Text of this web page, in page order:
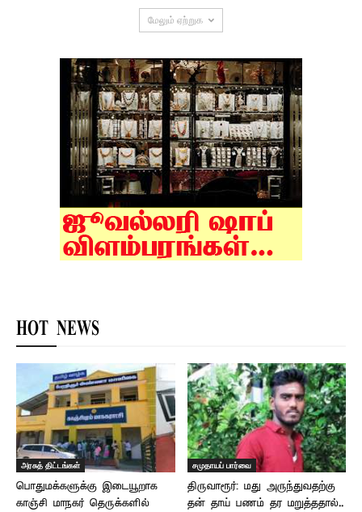
மேலும் ஏற்றுக
HOT NEWS
அரசுத் திட்டங்கள்
பொதுமக்களுக்கு இடையூறாக
காஞ்சி மாநகர் தெருக்களில்
சமுதாயப் பார்வை
திருவாரூர்: மது அருந்துவதற்கு
தன் தாய் பணம் தர மறுத்ததால்..